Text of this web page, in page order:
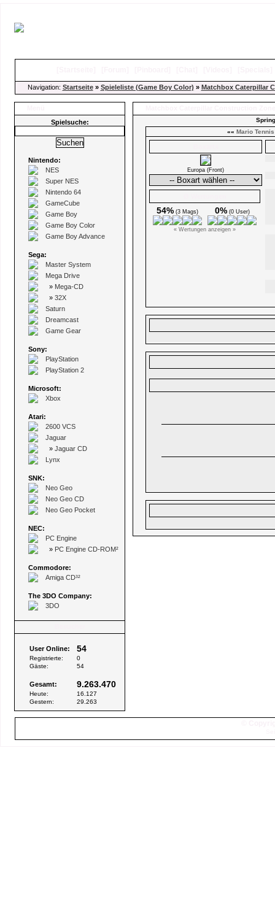
Navigation: Startseite» Spieleliste (Game Boy Color) » Matchbox Caterpillar
Spielsuche:
Nintendo:
NES
Super NES
Nintendo 64
GameCube
Game Boy
Game Boy Color
Game Boy Advance
Sega:
Master System
Mega Drive
» Mega-CD
» 32X
Saturn
Dreamcast
Game Gear
Sony:
PlayStation
PlayStation 2
Microsoft:
Xbox
Atari:
2600 VCS
Jaguar
» Jaguar CD
Lynx
SNK:
Neo Geo
Neo Geo CD
Neo Geo Pocket
NEC:
PC Engine
» PC Engine CD-ROM²
Commodore:
Amiga CD³²
The 3DO Company:
3DO
User Online: 54
Registrierte:
0
Gäste:
54
Gesamt: 9.263.470
Heute:
16.127
Gestern:
29.263
«« Mario Tennis
Europa (Front)
54% (3 Mags) 0% (0 User)
« Wertungen anzeigen »